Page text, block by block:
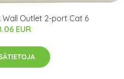
Outlet 2-port Cat 6
EUR